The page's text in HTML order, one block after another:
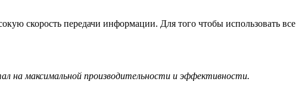
скорость передачи информации. Для того чтобы использовать все
на максимальной производительности и эффективности.